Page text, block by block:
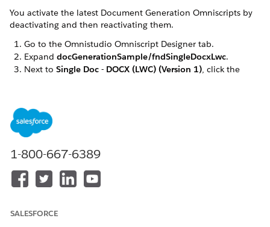
You activate the latest Document Generation Omniscripts by
deactivating and then reactivating them.
Go to the Omnistudio Omniscript Designer tab.
Expand docGenerationSample/fndSingleDocxLwc.
Next to Single Doc - DOCX (LWC) (Version 1), click the
warning message appears, click
Repeat these steps for the
docGenerationSample/fndSingleDocxServersideLwc,
docGenerationSample/fndMultiPDFConvertLwc
Omniscripts.
1-800-667-6389
SALESFORCE